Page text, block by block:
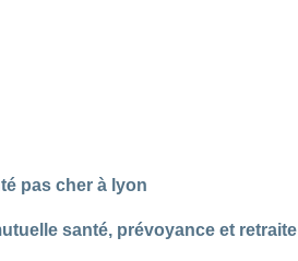
santé, prévoyance et retraite